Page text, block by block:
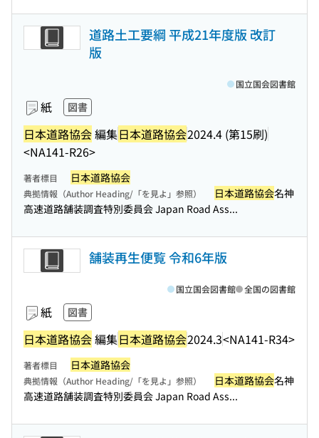
道路土工要綱 平成21年度版 改訂
版
紙 図書
日本道路協会編集日本道路協会2024.4 (第15刷)
<NA141-R26>
国立国会図書館
著者標目 日本道路協会
典拠情報（Author Heading/「を見よ」参照） 日本道路協会名神
高速道路舗装調査特別委員会 Japan Road Ass...
舗装再生便覧 令和6年版
紙 図書
日本道路協会編集日本道路協会2024.3<NA141-R34>
国立国会図書館 全国の図書館
著者標目 日本道路協会
典拠情報（Author Heading/「を見よ」参照） 日本道路協会名神
高速道路舗装調査特別委員会 Japan Road Ass...